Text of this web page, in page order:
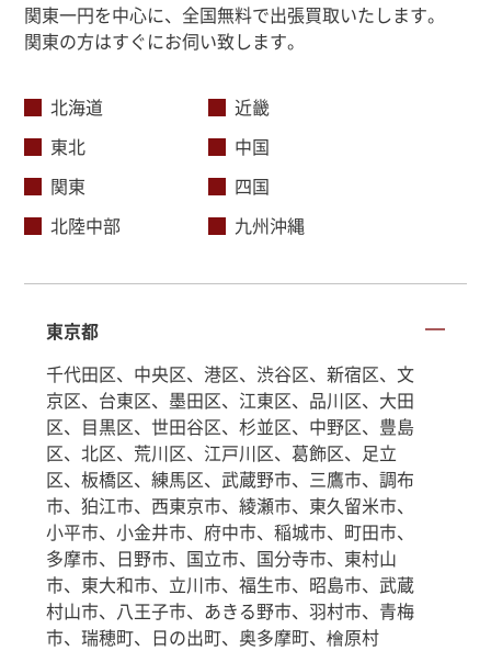
関東一円を中心に、全国無料で出張買取いたします。
関東の方はすぐにお伺い致します。
北海道
東北
関東
北陸中部
近畿
中国
四国
九州沖縄
東京都
千代田区、中央区、港区、渋谷区、新宿区、文
京区、台東区、墨田区、江東区、品川区、大田
区、目黒区、世田谷区、杉並区、中野区、豊島
区、北区、荒川区、江戸川区、葛飾区、足立
区、板橋区、練馬区、武蔵野市、三鷹市、調布
市、狛江市、西東京市、綾瀬市、東久留米市、
小平市、小金井市、府中市、稲城市、町田市、
多摩市、日野市、国立市、国分寺市、東村山
市、東大和市、立川市、福生市、昭島市、武蔵
村山市、八王子市、あきる野市、羽村市、青梅
市、瑞穂町、日の出町、奥多摩町、檜原村